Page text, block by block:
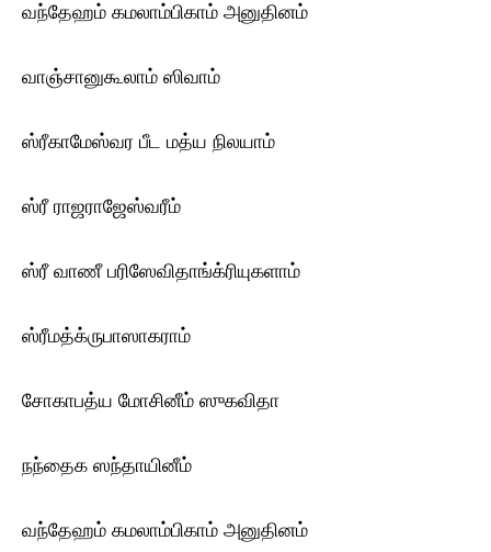
வந்தேஹம் கமலாம்பிகாம் அனுதினம்
வாஞ்சானுகூலாம் ஸிவாம்
ஸ்ரீகாமேஸ்வர பீட மத்ய நிலயாம்
ஸ்ரீ ராஜராஜேஸ்வரீம்
ஸ்ரீ வாணீ பரிஸேவிதாங்க்ரியுகளாம்
ஸ்ரீமத்க்ருபாஸாகராம்
சோகாபத்ய மோசினீம் ஸுகவிதா
நந்தைக ஸந்தாயினீம்
வந்தேஹம் கமலாம்பிகாம் அனுதினம்